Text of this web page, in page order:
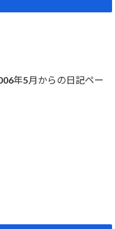
年5月からの日記ペー